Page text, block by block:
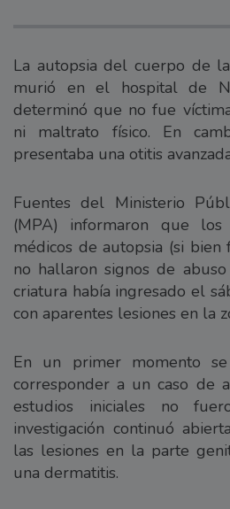
La autopsia del cuerpo de
murió en el hospital de
determinó que no fue
ni maltrato físico. En
presentaba una otitis
Fuentes del Ministerio
(MPA) informaron que los
médicos de autopsia (si
no hallaron signos de
criatura había ingresado el
con aparentes lesiones en la
En un primer momento
corresponder a un caso de
estudios iniciales no
investigación continuó
las lesiones en la parte
una dermatitis.